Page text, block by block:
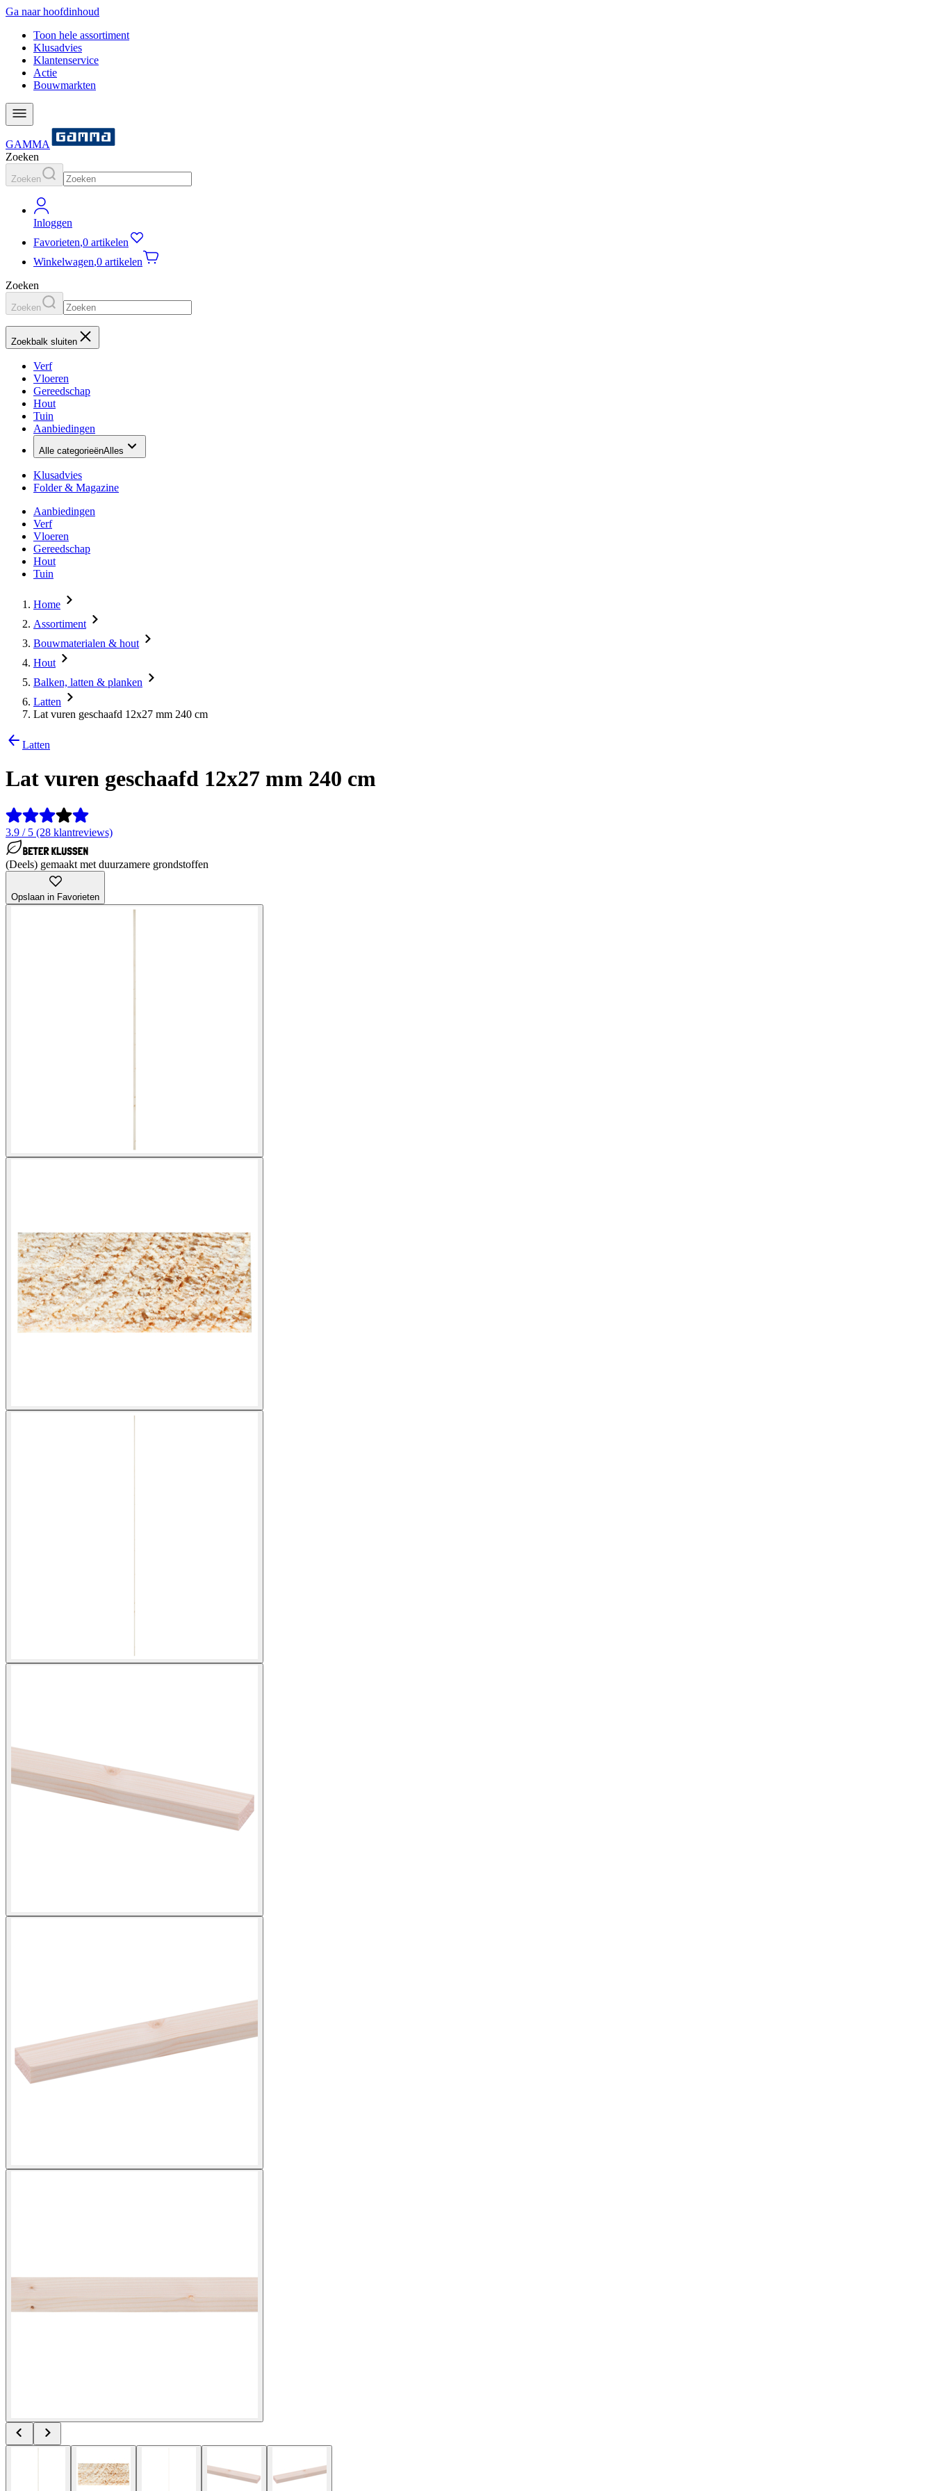
Ga naar hoofdinhoud
Toon hele assortiment
Klusadvies
Klantenservice
Actie
Bouwmarkten
GAMMA
Zoeken
Zoeken
Inloggen
Favorieten,0 artikelen
Winkelwagen,0 artikelen
Zoeken
Zoeken
Zoekbalk sluiten
Verf
Vloeren
Gereedschap
Hout
Tuin
Aanbiedingen
Alle categorieënAlles
Klusadvies
Folder & Magazine
Aanbiedingen
Verf
Vloeren
Gereedschap
Hout
Tuin
Home
Assortiment
Bouwmaterialen & hout
Hout
Balken, latten & planken
Latten
Lat vuren geschaafd 12x27 mm 240 cm
Latten
Lat vuren geschaafd 12x27 mm 240 cm
3.9 / 5 (28 klantreviews)
(Deels) gemaakt met duurzamere grondstoffen
Opslaan in Favorieten